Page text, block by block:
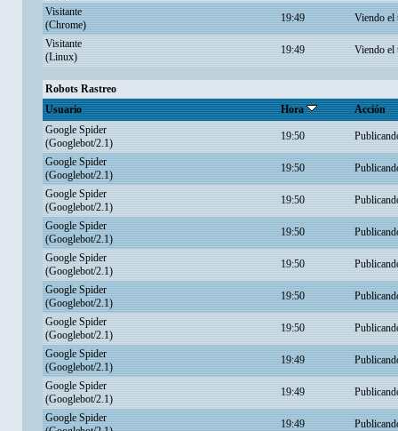
Visitante
(Chrome)
19:49 Viendo el
Visitante
(Linux)
19:49 Viendo el
Robots Rastreo
Usuario
Hora
Acción
Google Spider
(Googlebot/2.1)
19:50
Google Spider
(Googlebot/2.1)
19:50
Google Spider
(Googlebot/2.1)
19:50
Google Spider
(Googlebot/2.1)
19:50
Google Spider
(Googlebot/2.1)
19:50
Google Spider
(Googlebot/2.1)
19:50
Google Spider
(Googlebot/2.1)
19:50
Google Spider
(Googlebot/2.1)
19:49
Google Spider
(Googlebot/2.1)
19:49
Google Spider
19:49